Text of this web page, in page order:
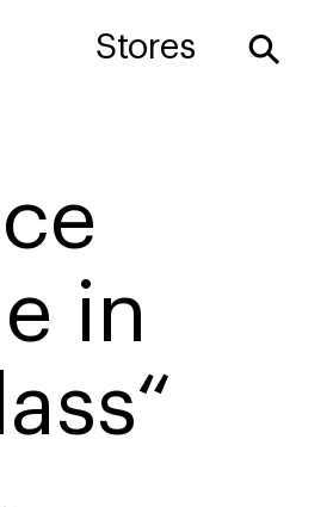
Stores ⚲
in